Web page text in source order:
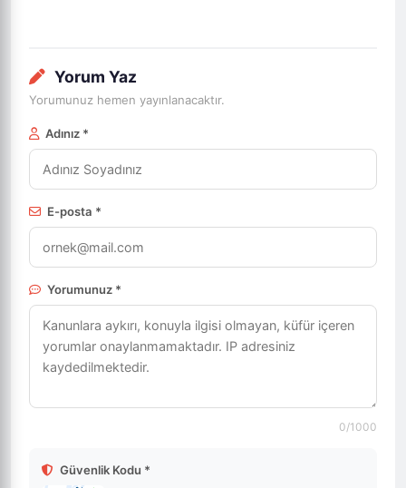
Yorum Yaz
Yorumunuz hemen yayınlanacaktır.
Adınız *
E-posta *
Yorumunuz *
0/1000
Güvenlik Kodu *